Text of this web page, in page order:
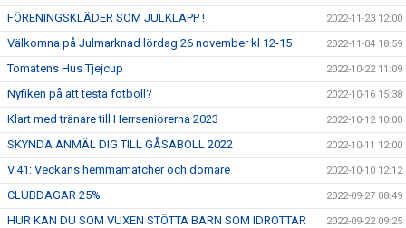
FÖRENINGSKLÄDER SOM JULKLAPP ! 2022-11-23 12:00
Välkomna på Julmarknad lördag 26 november kl 12-15 2022-11-04 18:59
Tomatens Hus Tjejcup 2022-10-22 11:09
Nyfiken på att testa fotboll? 2022-10-16 15:38
Klart med tränare till Herrseniorerna 2023 2022-10-12 10:00
SKYNDA ANMÄL DIG TILL GÅSABOLL 2022 2022-10-11 12:00
V.41: Veckans hemmamatcher och domare 2022-10-10 12:12
CLUBDAGAR 25% 2022-09-27 08:49
HUR KAN DU SOM VUXEN STÖTTA BARN SOM IDROTTAR 2022-09-22 09:25